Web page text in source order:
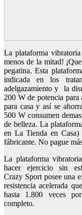
La plataforma
menos de la mitad!
pegatina. Esta
indicada en los
adelgazamiento y la
200 W de potencia para
para casa y así se
500 W consumen
de belleza. La
en La Tienda en Casa)
fábricante. No pague
La plataforma
hacer ejercicio sin
Crazy Sport posee una
resistencia acelerada
hasta 1.800 veces
completo.